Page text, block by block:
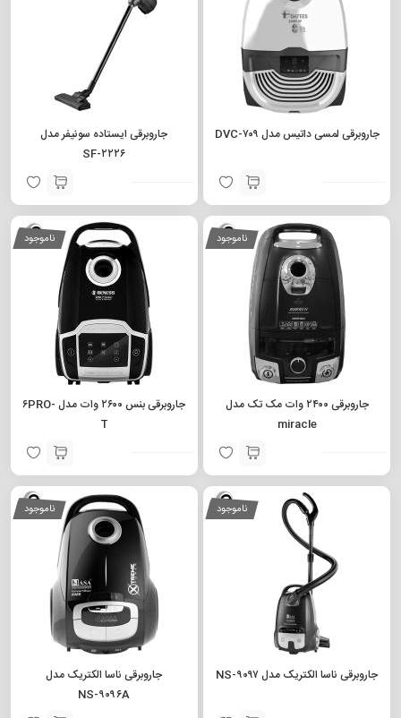
جاروبرقی لمسی داتیس مدل DVC-۷۰۹
جاروبرقی ایستاده سونیفر مدل
SF-۲۲۲۶
ناموجود
جاروبرقی ۲۴۰۰ وات مک تک مدل
miracle
ناموجود
جاروبرقی بنس ۲۶۰۰ وات مدل ۶PRO-
T
ناموجود
جاروبرقی ناسا الکتریک مدل NS-۹۰۹۷
ناموجود
جاروبرقی ناسا الکتریک مدل
NS-۹۰۹۶A